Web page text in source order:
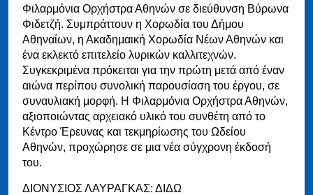
Φιλαρμόνια Ορχήστρα Αθηνών σε διεύθυνση Βύρωνα
Φιδετζή. Συμπράττουν η Χορωδία του Δήμου
Αθηναίων, η Ακαδημαική Χορωδία Νέων Αθηνών και
ένα εκλεκτό επιτελείο λυρικών καλλιτεχνών.
Συγκεκριμένα πρόκειται για την πρώτη μετά από έναν
αιώνα περίπου συνολική παρουσίαση του έργου, σε
συναυλιακή μορφή. Η Φιλαρμόνια Ορχήστρα Αθηνών,
αξιοποιώντας αρχειακό υλικό του συνθέτη από το
Κέντρο Έρευνας και τεκμηρίωσης του Ωδείου
Αθηνών, προχώρησε σε μια νέα σύγχρονη έκδοσή
του.
ΔΙΟΝΥΣΙΟΣ ΛΑΥΡΑΓΚΑΣ: ΔΙΔΩ